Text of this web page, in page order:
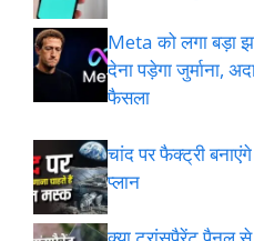
Meta को लगा बड़ा
देना पड़ेगा जुर्माना,
फैसला
चांद पर फैक्ट्री
प्लान